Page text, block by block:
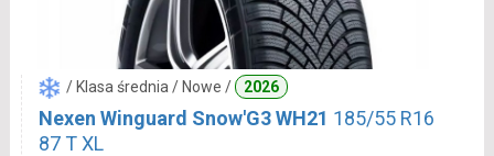
/ Klasa średnia / Nowe / 2026
Nexen Winguard Snow'G3 WH21 185/55 R16
87 T XL